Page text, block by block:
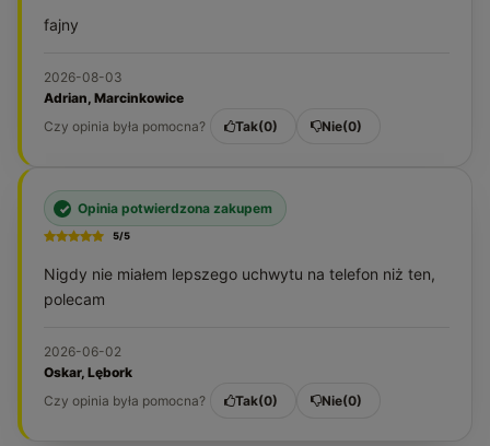
fajny
2026-08-03
Adrian, Marcinkowice
Czy opinia była pomocna?
Tak 0 Nie 0
5/5
Opinia potwierdzona zakupem
Nigdy nie miałem lepszego uchwytu na telefon niż ten,
polecam
2026-06-02
Oskar, Lębork
Czy opinia była pomocna?
Tak 0 Nie 0